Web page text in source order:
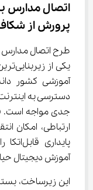
اتصال مدارس
پرورش از
یکی
آموزشی کشور
ارتباطی، امکان
آموزش دیجیتال